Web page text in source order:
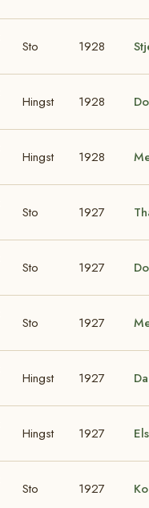
Sto 1928
Hingst 1928
Hingst 1928
Sto 1927
Sto 1927
Sto 1927
Hingst 1927
Hingst 1927
Sto 1927